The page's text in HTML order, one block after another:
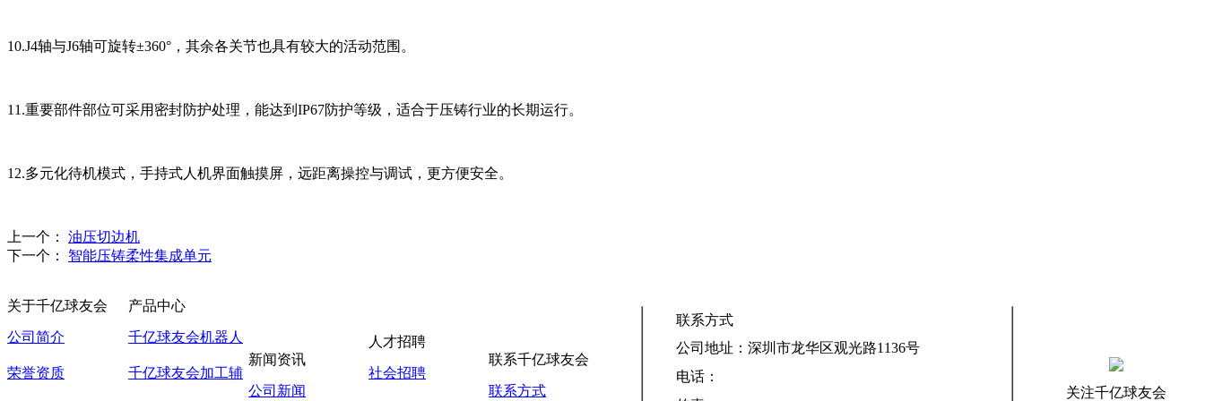
10.J4轴与J6轴可旋转±360°，其余各关节也具有较大的活动范围。
11.重要部件部位可采用密封防护处理，能达到IP67防护等级，适合于压铸行业的长期运行。
12.多元化待机模式，手持式人机界面触摸屏，远距离操控与调试，更方便安全。
上一个： 油压切边机
下一个： 智能压铸柔性集成单元
关于千亿球友会
公司简介
荣誉资质
产品中心
千亿球友会机器人
千亿球友会加工辅
新闻资讯
公司新闻
人才招聘
社会招聘
联系千亿球友会
联系方式
联系方式
公司地址：深圳市龙华区观光路1136号
电话：
关注千亿球友会